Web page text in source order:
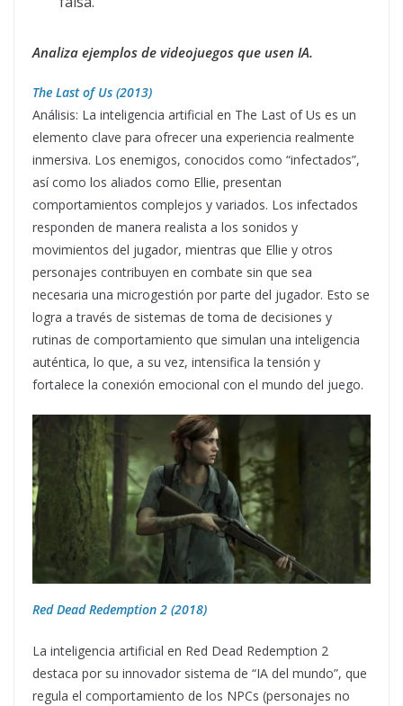
Analiza ejemplos de videojuegos que usen IA.
The Last of Us (2013)
Análisis: La inteligencia artificial en The Last of Us es un
elemento clave para ofrecer una experiencia realmente
inmersiva. Los enemigos, conocidos como “infectados”,
así como los aliados como Ellie, presentan
comportamientos complejos y variados. Los infectados
responden de manera realista a los sonidos y
movimientos del jugador, mientras que Ellie y otros
personajes contribuyen en combate sin que sea
necesaria una microgestión por parte del jugador. Esto se
logra a través de sistemas de toma de decisiones y
rutinas de comportamiento que simulan una inteligencia
auténtica, lo que, a su vez, intensifica la tensión y
fortalece la conexión emocional con el mundo del juego.
Red Dead Redemption 2 (2018)
La inteligencia artificial en Red Dead Redemption 2
destaca por su innovador sistema de “IA del mundo”, que
regula el comportamiento de los NPCs (personajes no